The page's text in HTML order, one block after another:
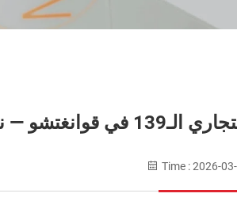
— نراكم هناك!
Time : 2026-